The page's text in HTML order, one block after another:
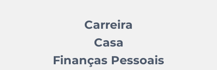
Carreira
Casa
Finanças Pessoais